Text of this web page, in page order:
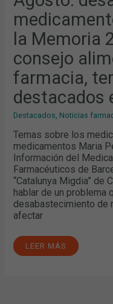
la Memoria
consejo
farmacia,
destacados
Destacados, Noticias
Temas sobre los
medicamentos Maria
Información del
Farmacéuticos de
“Catalunya Migdia” de
hablar de un problema
desabastecimiento de
afectar
COFB
Y
EL
CONSEJO
ALIMENTARIO
EN
LA
FARMACIA,
MÁS
DESTACADOS
EN
LOS
MEDIOS
LEER MÁS